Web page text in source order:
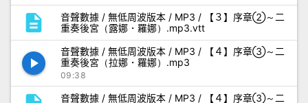
description
音聲數據 / 無低周波版本 / MP3 / 【３】序章②～二
重奏後宮（露娜・羅娜）.mp3.vtt
play_arrow
音聲數據 / 無低周波版本 / MP3 / 【４】序章③～二
重奏後宮（拉娜・羅娜）.mp3
09:38
音聲數據 / 無低周波版本 / MP3 / 【４】序章③～二